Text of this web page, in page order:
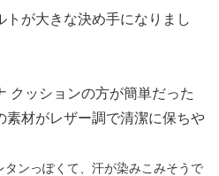
が大きな決め手になりまし
クッションの方が簡単だった
素材がレザー調で清潔に保ちや
ンっぽくて、汗が染みこみそうで